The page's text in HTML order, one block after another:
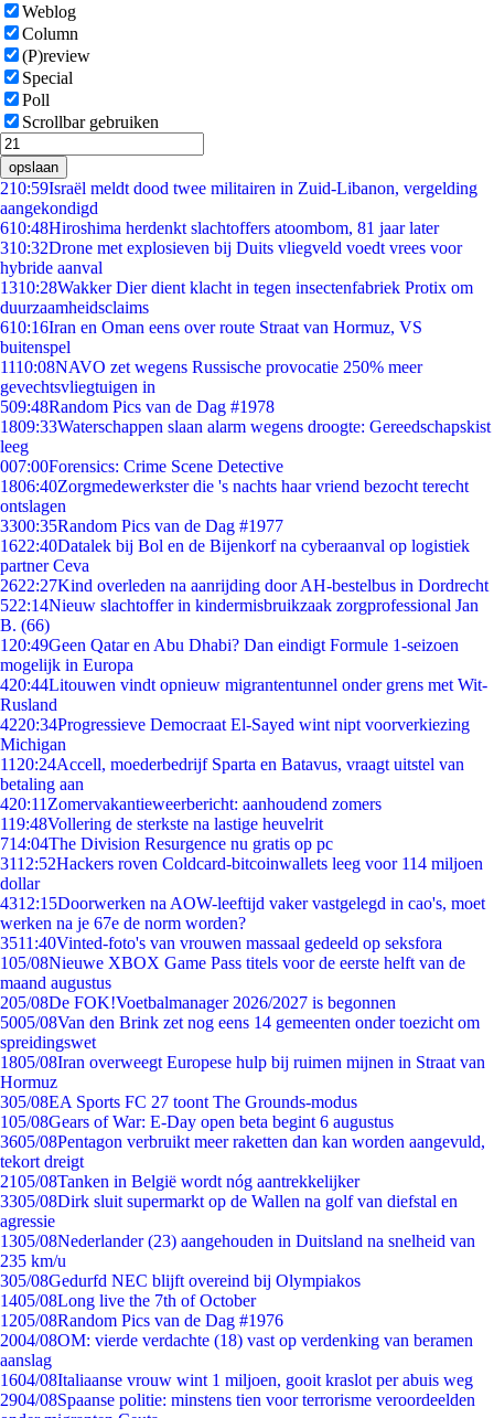
Weblog
Column
(P)review
Special
Poll
Scrollbar gebruiken
opslaan
210:59Israël meldt dood twee militairen in Zuid-Libanon, vergelding
aangekondigd
610:48Hiroshima herdenkt slachtoffers atoombom, 81 jaar later
310:32Drone met explosieven bij Duits vliegveld voedt vrees voor
hybride aanval
1310:28Wakker Dier dient klacht in tegen insectenfabriek Protix om
duurzaamheidsclaims
610:16Iran en Oman eens over route Straat van Hormuz, VS
buitenspel
1110:08NAVO zet wegens Russische provocatie 250% meer
gevechtsvliegtuigen in
509:48Random Pics van de Dag #1978
1809:33Waterschappen slaan alarm wegens droogte: Gereedschapskist
leeg
007:00Forensics: Crime Scene Detective
1806:40Zorgmedewerkster die 's nachts haar vriend bezocht terecht
ontslagen
3300:35Random Pics van de Dag #1977
1622:40Datalek bij Bol en de Bijenkorf na cyberaanval op logistiek
partner Ceva
2622:27Kind overleden na aanrijding door AH-bestelbus in Dordrecht
522:14Nieuw slachtoffer in kindermisbruikzaak zorgprofessional Jan
B. (66)
1 20:49Geen Qatar en Abu Dhabi? Dan eindigt Formule 1-seizoen
mogelijk in Europa
420:44Litouwen vindt opnieuw migrantentunnel onder grens met Wit-
Rusland
4220:34Progressieve Democraat El-Sayed wint nipt voorverkiezing
Michigan
11 20:24Accell, moederbedrijf Sparta en Batavus, vraagt uitstel van
betaling aan
420:11 Zomervakantieweerbericht: aanhoudend zomers
119:48Vollering de sterkste na lastige heuvelrit
714:04The Division Resurgence nu gratis op pc
3112:52Hackers roven Coldcard-bitcoinwallets leeg voor 114 miljoen
dollar
4312:15Doorwerken na AOW-leeftijd vaker vastgelegd in cao's, moet
werken na je 67e de norm worden?
3511:40Vinted-foto's van vrouwen massaal gedeeld op seksfora
105/08Nieuwe XBOX Game Pass titels voor de eerste helft van de
maand augustus
205/08De FOK!Voetbalmanager 2026/2027 is begonnen
5005/08Van den Brink zet nog eens 14 gemeenten onder toezicht om
spreidingswet
1805/08Iran overweegt Europese hulp bij ruimen mijnen in Straat van
Hormuz
305/08EA Sports FC 27 toont The Grounds-modus
105/08Gears of War: E-Day open beta begint 6 augustus
3605/08Pentagon verbruikt meer raketten dan kan worden aangevuld,
tekort dreigt
2105/08Tanken in België wordt nóg aantrekkelijker
3305/08Dirk sluit supermarkt op de Wallen na golf van diefstal en
agressie
1305/08Nederlander (23) aangehouden in Duitsland na snelheid van
235 km/u
305/08Gedurfd NEC blijft overeind bij Olympiakos
1405/08Long live the 7th of October
1205/08Random Pics van de Dag #1976
2004/08OM: vierde verdachte (18) vast op verdenking van beramen
aanslag
1604/08Italiaanse vrouw wint 1 miljoen, gooit kraslot per abuis weg
2904/08Spaanse politie: minstens tien voor terrorisme veroordeelden